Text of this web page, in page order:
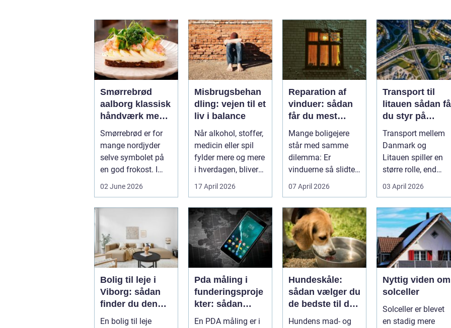
Smørrebrød
aalborg klassisk
håndværk med
moderne twist
Smørrebrød er for
mange nordjyder
selve symbolet på
en god frokost. I
02 June 2026
Misbrugsbehan
dling: vejen til et
liv i balance
Når alkohol, stoffer,
medicin eller spil
fylder mere og mere
i hverdagen, bliver
grænsen...
17 April 2026
Reparation af
vinduer: sådan
får du mest
muligt ud af
dine gamle
vinduer
Mange boligejere
står med samme
dilemma: Er
vinduerne så slidte,
at de bør skifte...
07 April 2026
Transport til
litauen sådan får
du styr på
fragten til
baltikum
Transport mellem
Danmark og
Litauen spiller en
større rolle, end
mange er klar over.
Litauen er et n...
03 April 2026
Bolig til leje i
Viborg: sådan
finder du den
rette lejlighed
En bolig til leje
Pda måling i
funderingsproje
kter: sådan
sikrer du
En PDA måling er i
Hundeskåle:
sådan vælger du
de bedste til din
hund
Hundens mad- og
Nyttig viden om
solceller
Solceller er blevet
en stadig mere